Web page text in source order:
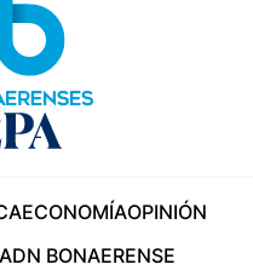
ECONOMÍAOPINIÓN
BONAERENSE